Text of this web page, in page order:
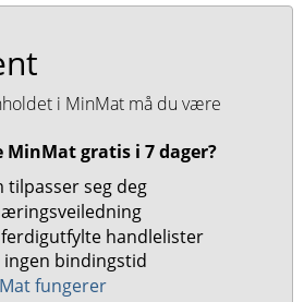
i MinMat må du være
gratis i 7 dager?
tilpasser seg deg
handlelister
ingen bindingstid
fungerer